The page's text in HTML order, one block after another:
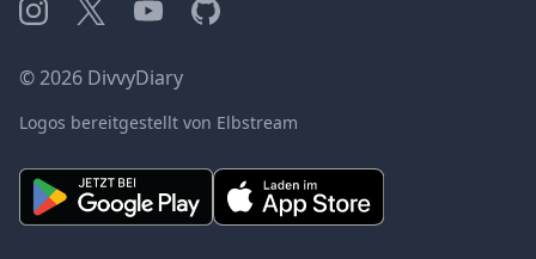
Instagram
X YouTubeGitHub
©2026 DivvyDiary
Logos bereitgestellt von Elbstream